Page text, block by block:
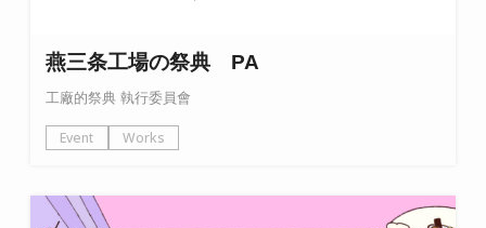
燕三条工場の祭典 PA
工廠的祭典 執行委員會
Event Works